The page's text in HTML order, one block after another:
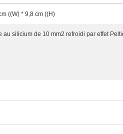
((W) * 9,8 cm ((H)
au silicium de 10 mm2 refroidi par effet